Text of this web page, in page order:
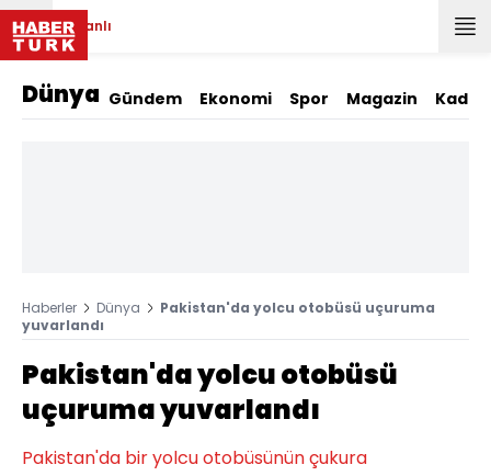
Canlı
Dünya Gündem Ekonomi Spor Magazin Kadın
Haberler Dünya
Pakistan'da yolcu otobüsü uçuruma
yuvarlandı
Pakistan'da yolcu otobüsü
uçuruma yuvarlandı
Pakistan'da bir yolcu otobüsünün çukura